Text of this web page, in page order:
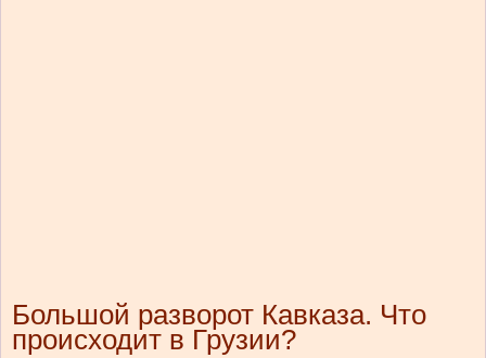
Большой разворот Кавказа. Что
происходит в Грузии?